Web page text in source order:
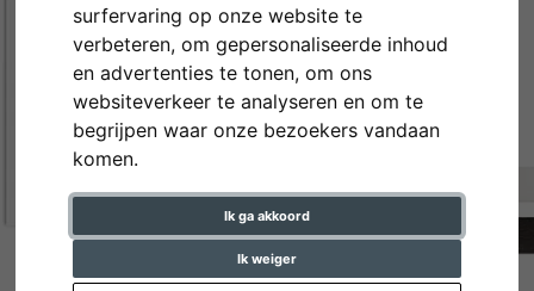
surfervaring op onze website te
verbeteren, om gepersonaliseerde inhoud
en advertenties te tonen, om ons
websiteverkeer te analyseren en om te
begrijpen waar onze bezoekers vandaan
komen.
Ik ga akkoord
Ik weiger
Terug